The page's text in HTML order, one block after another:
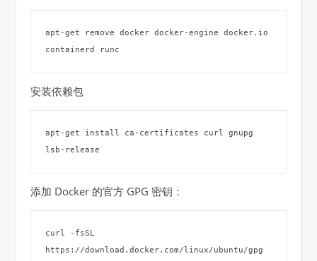
apt-get remove docker docker-engine docker.io
containerd runc
安装依赖包
apt-get install ca-certificates curl gnupg
lsb-release
添加 Docker 的官方 GPG 密钥：
curl -fsSL
https://download.docker.com/linux/ubuntu/gpg